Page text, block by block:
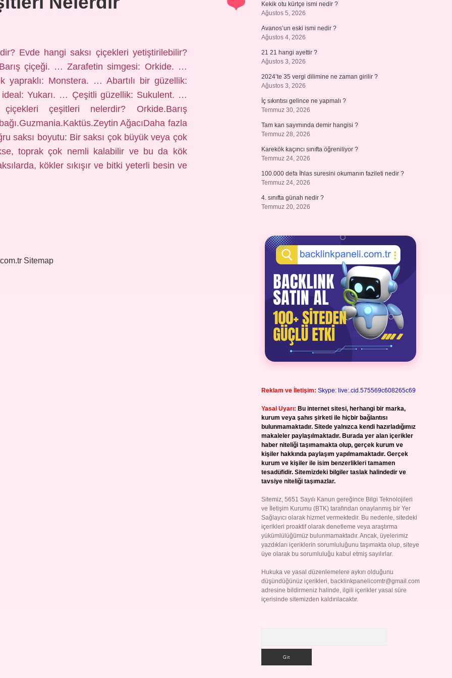
Evde hangi saksı çiçekleri yetiştirilebilir?
çiçeği. … Zarafetin simgesi: Orkide. …
yapraklı: Monstera. … Abartılı bir güzellik:
Yukarı. … Çeşitli güzellik: Sukulent. …
çeşitleri nelerdir? Orkide.Barış
AğacıDaha fazla
saksı boyutu: Bir saksı çok büyük veya çok
toprak çok nemli kalabilir ve bu da kök
kökler sıkışır ve bitki yeterli besin ve
Sitemap
Kekik otu kürtçe ismi nedir ?
Ağustos 5, 2026
Avanos’un eski ismi nedir ?
Ağustos 4, 2026
21 21 hangi ayettir ?
Ağustos 3, 2026
2024’te 35 vergi dilimine ne zaman girilir ?
Ağustos 3, 2026
İç sıkıntısı gelince ne yapmalı ?
Temmuz 30, 2026
Tam kan sayımında demir hangisi ?
Temmuz 28, 2026
Karekök kaçıncı sınıfta öğreniliyor ?
Temmuz 24, 2026
100.000 defa İhlas suresini okumanın fazileti nedir ?
Temmuz 24, 2026
4. sınıfta günah nedir ?
Temmuz 20, 2026
Reklam ve İletişim: Skype: live:.cid.575569c608265c69
Yasal Uyarı: Bu internet sitesi, herhangi bir marka,
kurum veya şahıs şirketi ile hiçbir bağlantısı
bulunmamaktadır. Sitede yalnızca kendi hazırladığımız
makaleler paylaşılmaktadır. Burada yer alan içerikler
haber niteliği taşımamakta olup, gerçek kurum ve
kişiler hakkında paylaşım yapılmamaktadır. Gerçek
kurum ve kişiler ile isim benzerlikleri tamamen
tesadüfidir. Sitemizdeki bilgiler taslak halindedir ve
tavsiye niteliği taşımazlar.
Sitemiz, 5651 Sayılı Kanun gereğince Bilgi Teknolojileri
ve İletişim Kurumu (BTK) tarafından onaylanmış bir Yer
Sağlayıcı olarak hizmet vermektedir. Bu nedenle, sitedeki
içerikleri proaktif olarak denetleme veya araştırma
yükümlülüğümüz bulunmamaktadır. Ancak, üyelerimiz
yazdıkları içeriklerin sorumluluğunu taşımakta olup, siteye
üye olarak bu sorumluluğu kabul etmiş sayılırlar.
Hukuka ve yasal düzenlemelere aykırı olduğunu
düşündüğünüz içerikleri, backlinkpanelicomtr@gmail.com
adresine bildirmeniz halinde, ilgili içerikler yasal süre
içerisinde sitemizden kaldırılacaktır.